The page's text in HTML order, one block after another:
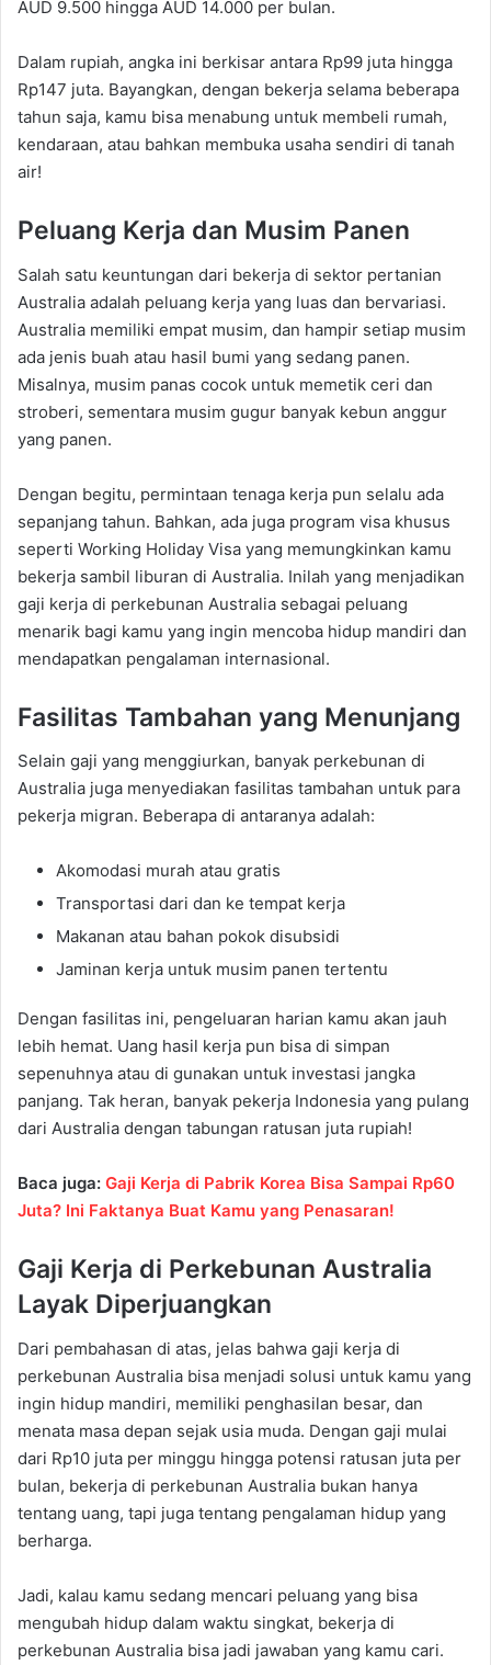
AUD 9.500 hingga AUD 14.000 per bulan.
Dalam rupiah, angka ini berkisar antara Rp99 juta hingga
Rp147 juta. Bayangkan, dengan bekerja selama beberapa
tahun saja, kamu bisa menabung untuk membeli rumah,
kendaraan, atau bahkan membuka usaha sendiri di tanah
air!
Peluang Kerja dan Musim Panen
Salah satu keuntungan dari bekerja di sektor pertanian
Australia adalah peluang kerja yang luas dan bervariasi.
Australia memiliki empat musim, dan hampir setiap musim
ada jenis buah atau hasil bumi yang sedang panen.
Misalnya, musim panas cocok untuk memetik ceri dan
stroberi, sementara musim gugur banyak kebun anggur
yang panen.
Dengan begitu, permintaan tenaga kerja pun selalu ada
sepanjang tahun. Bahkan, ada juga program visa khusus
seperti Working Holiday Visa yang memungkinkan kamu
bekerja sambil liburan di Australia. Inilah yang menjadikan
gaji kerja di perkebunan Australia sebagai peluang
menarik bagi kamu yang ingin mencoba hidup mandiri dan
mendapatkan pengalaman internasional.
Fasilitas Tambahan yang Menunjang
Selain gaji yang menggiurkan, banyak perkebunan di
Australia juga menyediakan fasilitas tambahan untuk para
pekerja migran. Beberapa di antaranya adalah:
Akomodasi murah atau gratis
Transportasi dari dan ke tempat kerja
Makanan atau bahan pokok disubsidi
Jaminan kerja untuk musim panen tertentu
Dengan fasilitas ini, pengeluaran harian kamu akan jauh
lebih hemat. Uang hasil kerja pun bisa di simpan
sepenuhnya atau di gunakan untuk investasi jangka
panjang. Tak heran, banyak pekerja Indonesia yang pulang
dari Australia dengan tabungan ratusan juta rupiah!
Baca juga: Gaji Kerja di Pabrik Korea Bisa Sampai Rp60
Juta? Ini Faktanya Buat Kamu yang Penasaran!
Gaji Kerja di Perkebunan Australia
Layak Diperjuangkan
Dari pembahasan di atas, jelas bahwa gaji kerja di
perkebunan Australia bisa menjadi solusi untuk kamu yang
ingin hidup mandiri, memiliki penghasilan besar, dan
menata masa depan sejak usia muda. Dengan gaji mulai
dari Rp10 juta per minggu hingga potensi ratusan juta per
bulan, bekerja di perkebunan Australia bukan hanya
tentang uang, tapi juga tentang pengalaman hidup yang
berharga.
Jadi, kalau kamu sedang mencari peluang yang bisa
mengubah hidup dalam waktu singkat, bekerja di
perkebunan Australia bisa jadi jawaban yang kamu cari.